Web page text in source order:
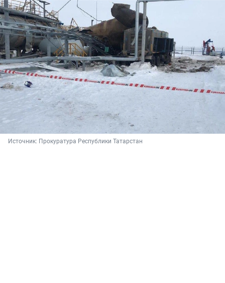
Источник: Прокуратура Республики Татарстан